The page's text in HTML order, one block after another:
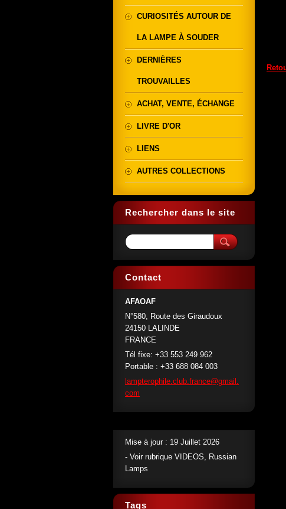
CURIOSITÉS AUTOUR DE
LA LAMPE À SOUDER
DERNIÈRES
TROUVAILLES
ACHAT, VENTE, ÉCHANGE
LIVRE D'OR
LIENS
AUTRES COLLECTIONS
Rechercher dans le site
Contact
AFAOAF
N°580, Route des Giraudoux
24150 LALINDE
FRANCE
Tél fixe: +33 553 249 962
Portable : +33 688 084 003
lampterophile.cl ub.france@gmail.
com
Mise à jour : 19 Juillet 2026
- Voir rubrique VIDEOS, Russian
Lamps
Tags